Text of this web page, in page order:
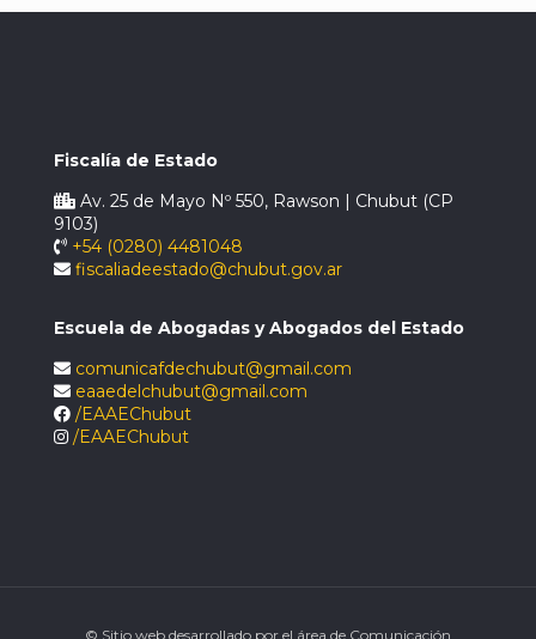
Fiscalía de Estado
Av. 25 de Mayo Nº 550, Rawson | Chubut (CP
9103)
+54 (0280) 4481048
fiscaliadeestado@chubut.gov.ar
Escuela de Abogadas y Abogados del Estado
comunicafdechubut@gmail.com
eaaedelchubut@gmail.com
/EAAEChubut
/EAAEChubut
© Sitio web desarrollado por el área de Comunicación